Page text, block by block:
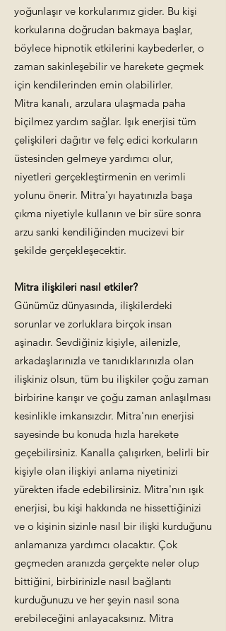
yoğunlaşır ve korkularımız gider. Bu kişi
korkularına doğrudan bakmaya başlar,
böylece hipnotik etkilerini kaybederler, o
zaman sakinleşebilir ve harekete geçmek
için kendilerinden emin olabilirler.
Mitra kanalı, arzulara ulaşmada paha
biçilmez yardım sağlar. Işık enerjisi tüm
çelişkileri dağıtır ve felç edici korkuların
üstesinden gelmeye yardımcı olur,
niyetleri gerçekleştirmenin en verimli
yolunu önerir. Mitra'yı hayatınızla başa
çıkma niyetiyle kullanın ve bir süre sonra
arzu sanki kendiliğinden mucizevi bir
şekilde gerçekleşecektir.
Mitra ilişkileri nasıl etkiler?
Günümüz dünyasında, ilişkilerdeki
sorunlar ve zorluklara birçok insan
aşinadır. Sevdiğiniz kişiyle, ailenizle,
arkadaşlarınızla ve tanıdıklarınızla olan
ilişkiniz olsun, tüm bu ilişkiler çoğu zaman
birbirine karışır ve çoğu zaman anlaşılması
kesinlikle imkansızdır. Mitra'nın enerjisi
sayesinde bu konuda hızla harekete
geçebilirsiniz. Kanalla çalışırken, belirli bir
kişiyle olan ilişkiyi anlama niyetinizi
yürekten ifade edebilirsiniz. Mitra'nın ışık
enerjisi, bu kişi hakkında ne hissettiğinizi
ve o kişinin sizinle nasıl bir ilişki kurduğunu
anlamanıza yardımcı olacaktır. Çok
geçmeden aranızda gerçekte neler olup
bittiğini, birbirinizle nasıl bağlantı
kurduğunuzu ve her şeyin nasıl sona
erebileceğini anlayacaksınız. Mitra